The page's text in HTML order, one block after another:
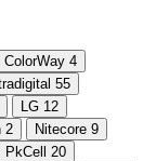
ColorWay 4
55
LG 12
2 Nitecore 9
PkCell
20